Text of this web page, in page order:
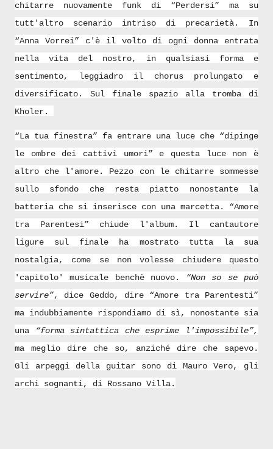
chitarre nuovamente funk di “Perdersi” ma su
tutt'altro scenario intriso di precarietà. In
“Anna Vorrei” c'è il volto di ogni donna entrata
nella vita del nostro, in qualsiasi forma e
sentimento, leggiadro il chorus prolungato e
diversificato. Sul finale spazio alla tromba di
Kholer.
“La tua finestra” fa entrare una luce che “dipinge
le ombre dei cattivi umori” e questa luce non è
altro che l'amore. Pezzo con le chitarre sommesse
sullo sfondo che resta piatto nonostante la
batteria che si inserisce con una marcetta. “Amore
tra Parentesi” chiude l'album. Il cantautore
ligure sul finale ha mostrato tutta la sua
nostalgia, come se non volesse chiudere questo
'capitolo' musicale benchè nuovo.
“Non so se può
servire”, dice Geddo, dire “Amore tra Parentesti”
ma indubbiamente rispondiamo di sì, nonostante sia
una
“forma sintattica che esprime l'impossibile”,
ma meglio dire che so, anziché dire che sapevo.
Gli arpeggi della guitar sono di Mauro Vero, gli
archi sognanti, di Rossano Villa.